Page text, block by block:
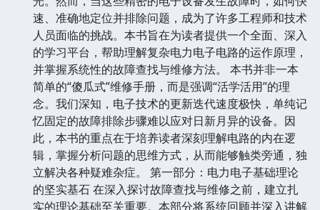
速、准确地定位并排除问题，成为了许多工程师和技术
人员面临的挑战。本书旨在为读者提供一个全面、深入
的学习平台，帮助理解复杂电力电子电路的运作原理，
并掌握系统性的故障查找与维修方法。 本书并非一本
简单的“傻瓜式”维修手册，而是强调“活学活用”的理
念。我们深知，电子技术的更新迭代速度极快，单纯记
忆固定的故障排除步骤难以应对日新月异的设备。因
此，本书的重点在于培养读者深刻理解电路的内在逻
辑，掌握分析问题的思维方式，从而能够触类旁通，独
立解决各种疑难杂症。 第一部分：电力电子基础理论
的坚实基石 在深入探讨故障查找与维修之前，建立扎
实的理论基础至关重要。本部分将系统回顾并深入讲解